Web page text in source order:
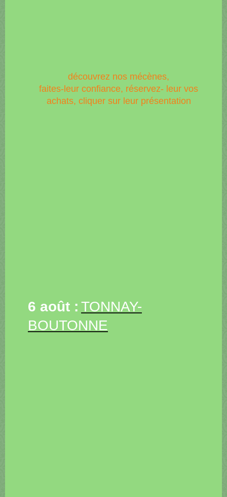
découvrez nos mécènes,
faites-leur confiance, réservez- leur vos
achats, cliquer sur leur présentation
6 août : TONNAY-
BOUTONNE